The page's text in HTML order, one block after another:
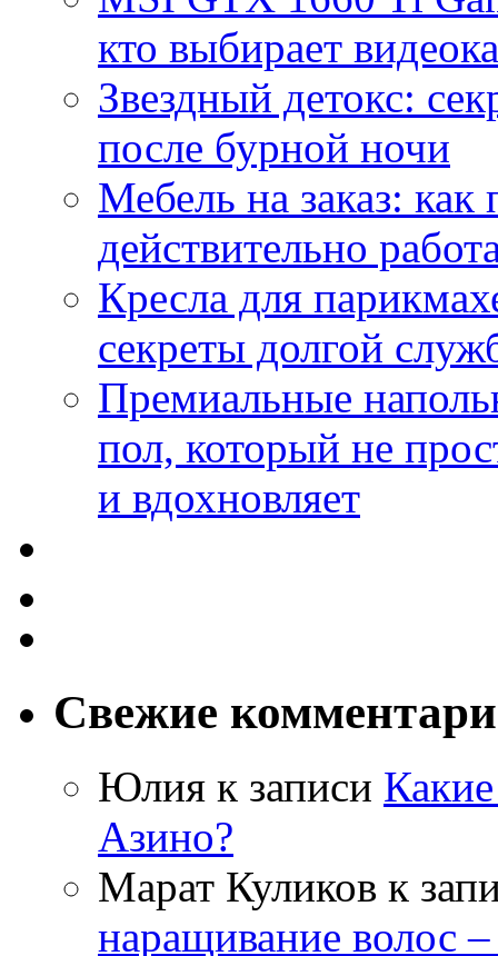
кто выбирает
Звездный детокс:
после бурной ночи
Мебель на заказ:
действительно
Кресла для
секреты долгой
Премиальные
пол, который не
и вдохновляет
Свежие
Юлия к записи
Азино?
Марат Куликов к
наращивание волос